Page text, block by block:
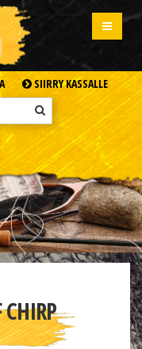
SIIRRY KASSALLE